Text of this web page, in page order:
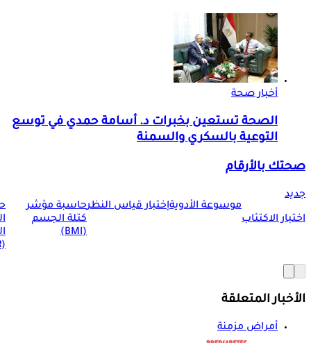
أخبار صحة
الصحة تستعين بخبرات د. أسامة حمدي في توسع
التوعية بالسكري والسمنة
صحتك بالأرقام
جديد
اختبار الاكتئاب
موسوعة الأدويةإختبار قياس النظرحاسبة مؤشر
كتلة الجسم
(BMI)
(BMR)
الأخبار المتعلقة
أمراض مزمنة